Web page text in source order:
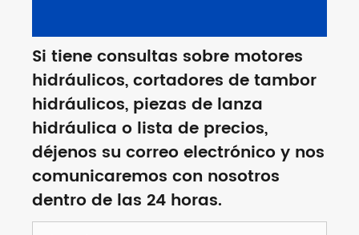
Si tiene consultas sobre motores
hidráulicos, cortadores de tambor
hidráulicos, piezas de lanza
hidráulica o lista de precios,
déjenos su correo electrónico y nos
comunicaremos con nosotros
dentro de las 24 horas.